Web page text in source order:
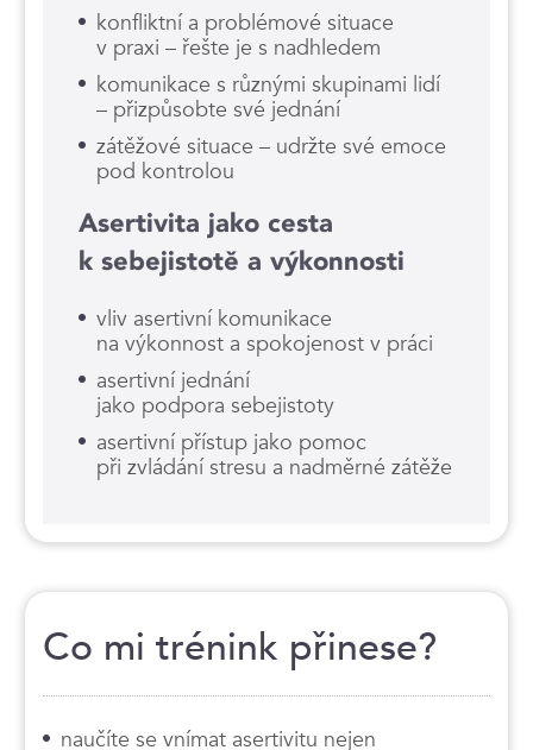
konfliktní a problémové situace
v praxi – řešte je s nadhledem
komunikace s různými skupinami lidí
– přizpůsobte své jednání
zátěžové situace – udržte své emoce
pod kontrolou
Asertivita jako cesta
k sebejistotě a výkonnosti
vliv asertivní komunikace
na výkonnost a spokojenost v práci
asertivní jednání
jako podpora sebejistoty
asertivní přístup jako pomoc
při zvládání stresu a nadměrné zátěže
Co mi trénink přinese?
naučíte se vnímat asertivitu nejen